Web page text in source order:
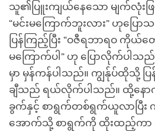
သူ၏ပြူးကျယ်နေသော မျက်လုံးဖ
“မင်းမကြောက်ဘူးလား” ဟုပြ
ပြန်ကြည့်ပြီး “ဝဇီရဘာရဝ ကိုယ်
မကြောက်ပါ” ဟု ပြောလိုက်ပါသ
မှာ မှန်ကန်ပါသည်။ ကျွန်ုပ်ထိုသို့ ပြ
ချီသည် ရယ်လိုက်ပါသည်။ ထို့န
ခွက်နှင့် စာရွက်တစ်ရွက်ယူလာပြီး
အောက်သို့ စာရွက်ကို ထိုးထည့်ကာ ခွ